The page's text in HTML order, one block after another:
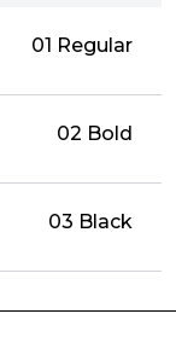
01 Regular
02 Bold
03 Black